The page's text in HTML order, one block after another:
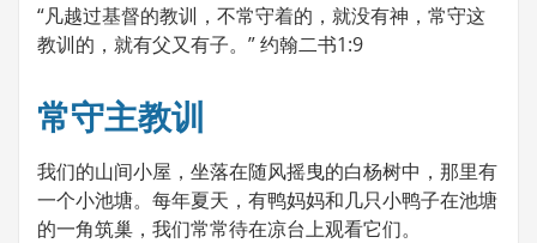
“凡越过基督的教训，不常守着的，就没有神，常守这
教训的，就有父又有子。” 约翰二书1:9
常守主教训
我们的山间小屋，坐落在随风摇曳的白杨树中，那里有
一个小池塘。每年夏天，有鸭妈妈和几只小鸭子在池塘
的一角筑巢，我们常常待在凉台上观看它们。